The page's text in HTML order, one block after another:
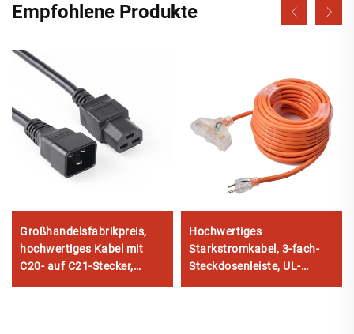
Empfohlene Produkte
Großhandelsfabrikpreis,
hochwertiges Kabel mit
C20- auf C21-Stecker,
Hochwertiges
Starkstromkabel, 3-fach-
Steckdosenleiste, UL-